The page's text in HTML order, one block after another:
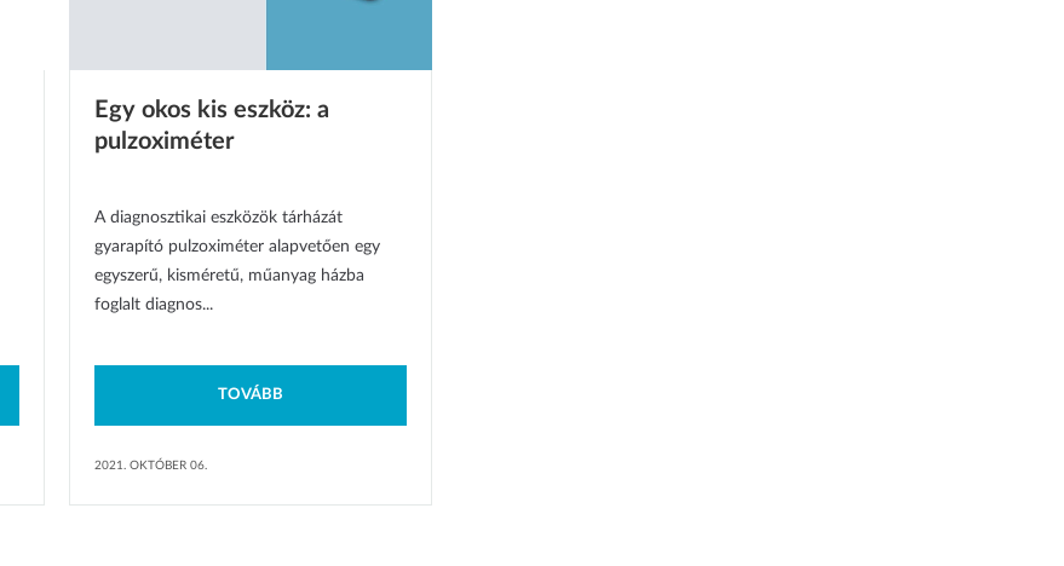
Egy okos kis eszköz: a
pulzoximéter
A diagnosztikai eszközök tárházát
gyarapító pulzoximéter alapvetően egy
egyszerű, kisméretű, műanyag házba
foglalt diagnos...
TOVÁBB
2021. OKTÓBER 06.